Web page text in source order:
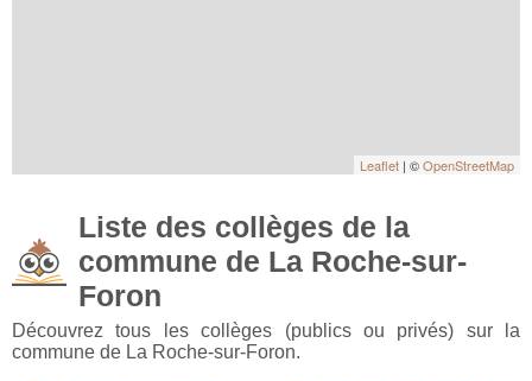
Leaflet | ©OpenStreetMap
Liste des collèges de la
commune de La Roche-sur-
Foron
Découvrez tous les collèges (publics ou privés) sur la
commune de La Roche-sur-Foron.